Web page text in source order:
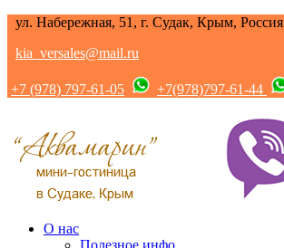
ул. Набережная, 51, г. Судак, Крым, Россия
kia_versales@mail.ru
+7 (978) 797-61-05 +7(978)797-61-44
О нас
Полезное инфо